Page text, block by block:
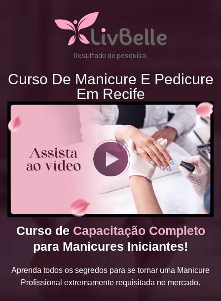
Resultado de pesquisa:
Curso De Manicure E Pedicure
Em Recife
Curso de Capacitação Completo
para Manicures Iniciantes!
Aprenda todos os segredos para se tornar uma Manicure
Profissional extremamente requisitada no mercado.